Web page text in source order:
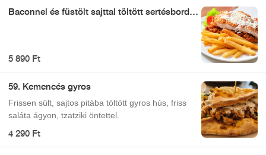
Baconnel és füstölt sajttal töltött sertésborda,
5 890 Ft
59. Kemencés gyros
Frissen sült, sajtos pitába töltött gyros hús, friss
saláta ágyon, tzatziki öntettel.
4 290 Ft